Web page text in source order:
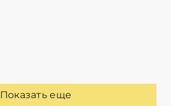
Показать еще